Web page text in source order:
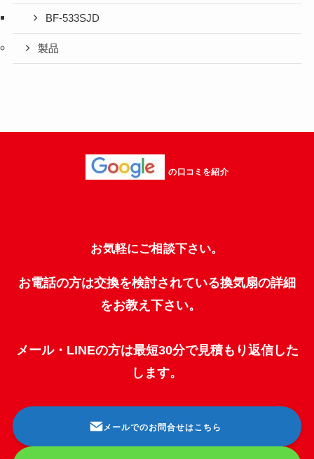
BF-533SJD
製品
の口コミを紹介
お気軽にご相談下さい。
お電話の方は交換を検討されている換気扇の詳細
をお教え下さい。
メール・LINEの方は最短30分で見積もり返信した
します。
メールでのお問合せはこちら